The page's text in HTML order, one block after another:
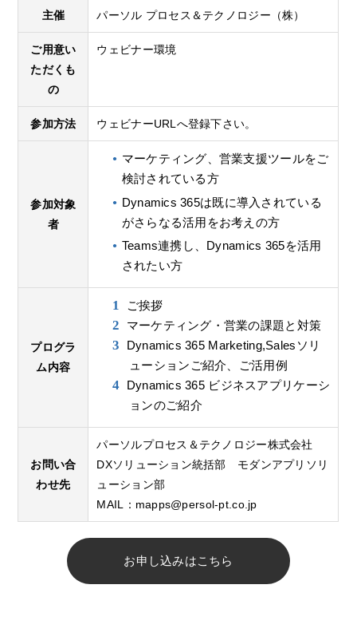
主催 パーソル プロセス＆テクノロジー（株）
ご用意い
ただくも
の
ウェビナー環境
参加方法 ウェビナーURLへ登録下さい。
参加対象
者
マーケティング、営業支援ツールをご
検討されている方
Dynamics 365は既に導入されている
がさらなる活用をお考えの方
Teams連携し、Dynamics 365を活用
されたい方
プログラ
ム内容
ご挨拶
マーケティング・営業の課題と対策
Dynamics 365 Marketing,Salesソリ
ューションご紹介、ご活用例
Dynamics 365 ビジネスアプリケーシ
ョンのご紹介
お問い合
わせ先
パーソルプロセス＆テクノロジー株式会社
DXソリューション統括部 モダンアプリソリ
ューション部
MAIL： mapps@persol-pt.co.jp
お申し込みはこちら